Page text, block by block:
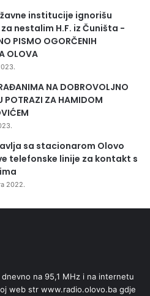
institucije ignorišu
nestalim H.F. iz Čuništa -
PISMO OGORČENIH
OLOVA
NA DOBROVOLJNO
POTRAZI ZA HAMIDOM
sa stacionarom Olovo
telefonske linije za kontakt s
2022.
na 95,1 MHz i na internetu
web str www.radio.olovo.ba gdje